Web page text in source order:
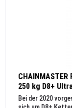
250 kg D8+
Bei der 2020